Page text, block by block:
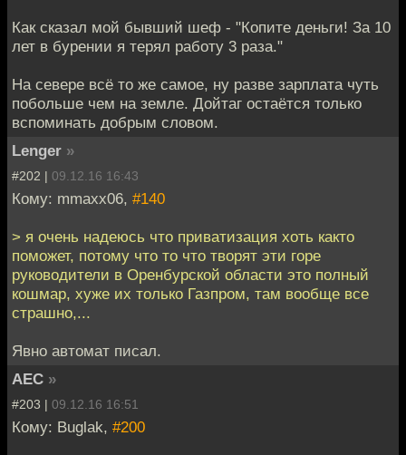
Как сказал мой бывший шеф - "Копите деньги! За 10
лет в бурении я терял работу 3 раза."
На севере всё то же самое, ну разве зарплата чуть
побольше чем на земле. Дойтаг остаётся только
вспоминать добрым словом.
Lenger »
#202 | 09.12.16 16:43
Кому: mmaxx06, #140
> я очень надеюсь что приватизация хоть както
поможет, потому что то что творят эти горе
руководители в Оренбурской области это полный
кошмар, хуже их только Газпром, там вообще все
страшно,...
Явно автомат писал.
АЕС »
#203 | 09.12.16 16:51
Кому: Buglak, #200